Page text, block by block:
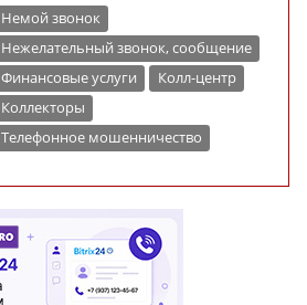
Немой звонок
Нежелательный звонок, сообщение
Финансовые услуги
Колл-центр
Коллекторы
Телефонное мошенничество